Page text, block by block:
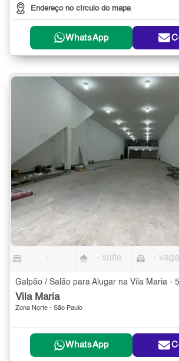
Endereço no círculo do mapa
WhatsApp
- - suíte - vaga
Galpão / Salão para Alugar na Vila Maria -
Vila Maria
Zona Norte - São Paulo
WhatsApp